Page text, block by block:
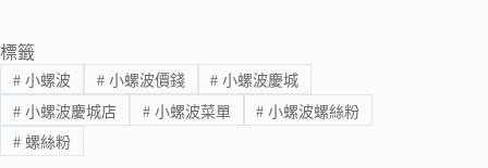
標籤
#小螺波 #小螺波價錢 # 小螺波慶城
#小螺波慶城店 #小螺波菜單 # 小螺波螺絲粉
#螺絲粉